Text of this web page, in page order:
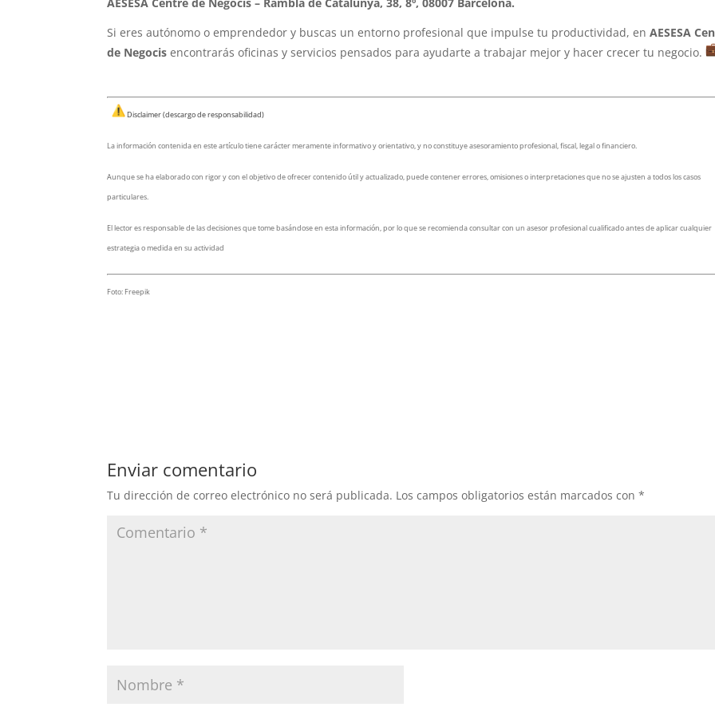
Si eres autónomo o emprendedor y buscas un entorno profesional que impulse tu productividad, enAESESA
de Negocis encontrarás oficinas y servicios pensados para ayudarte a trabajar mejor y hacer crecer tu negocio.
Disclaimer (descargo de responsabilidad)
La información contenida en este artículo tiene caráctermeramente informativo y orientativo, y no constituye asesoramiento profesional, fiscal, legal o financiero.
Aunque se ha elaborado con rigor y con el objetivo de ofrecer contenido útil y actualizado, puede contener errores, omisiones o interpretaciones que no se ajusten a todos los casos
particulares.
El lector es responsable de las decisiones que tome basándose en esta información, por lo que se recomiendaconsultar con un asesor profesional cualificadoantes de aplicar cualquier
estrategia o medida en su actividad
Foto: Freepik
Enviar comentario
Tu dirección de correo electrónico no será publicada. Los campos obligatorios están marcados con*